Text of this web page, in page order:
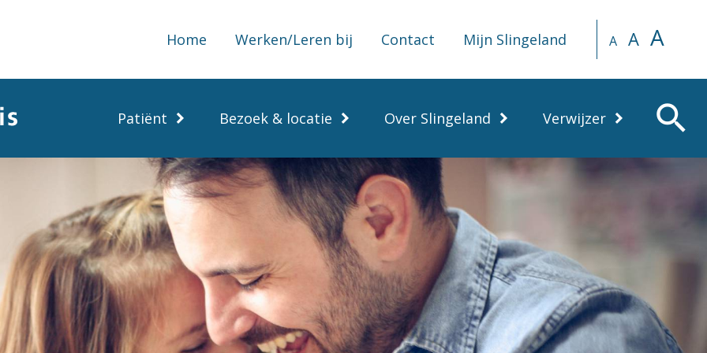
Home Werken/Leren bij Contact Mijn Slingeland A A A
Patiënt Bezoek & locatie Over Slingeland Verwijzer search